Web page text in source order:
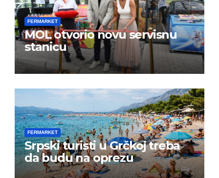
FERMARKET
MOL otvorio novu servisnu
stanicu
FERMARKET
Srpski turisti u Grčkoj treba
da budu na oprezu